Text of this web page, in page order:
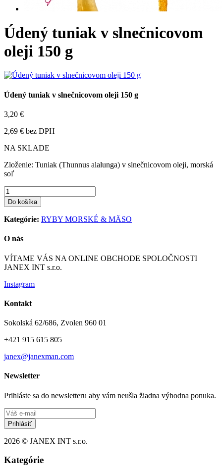
Údený tuniak v slnečnicovom
oleji 150 g
Údený tuniak v slnečnicovom oleji 150 g
3,20 €
2,69 € bez DPH
NA SKLADE
Zloženie: Tuniak (Thunnus alalunga) v slnečnicovom oleji, morská
soľ
Do košíka
Kategórie: RYBY MORSKÉ & MÄSO
O nás
VÍTAME VÁS NA ONLINE OBCHODE SPOLOČNOSTI
JANEX INT s.r.o.
Instagram
Kontakt
Sokolská 62/686, Zvolen 960 01
+421 915 615 805
janex@janexman.com
Newsletter
Prihláste sa do newsletteru aby vám neušla žiadna výhodna ponuka.
Prihlásiť
2026 © JANEX INT s.r.o.
Kategórie